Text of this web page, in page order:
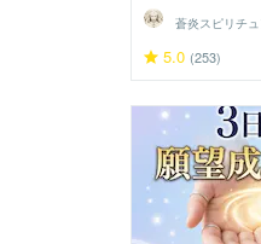
5.0 (253)